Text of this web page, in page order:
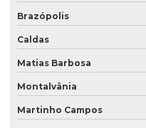
Plantio de grama com
Plantio de grama em leivas
Plantio de grama em
Plantio de grama em
Plantio de grama em minas
Brazópolis
Caldas
Matias Barbosa
Montalvânia
Martinho Campos